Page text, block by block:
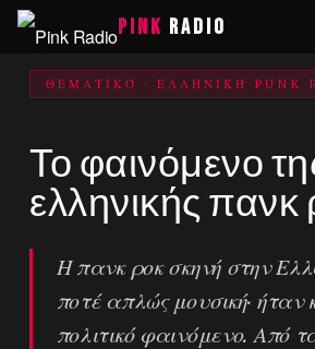
PINK RADIO
ΘΕΜΑΤΙΚΌ · ΕΛΛΗΝΙΚΉ PUNK
Το φαινόμενο
ελληνικής πανκ
Η πανκ ροκ σκηνή στην
ποτέ απλώς μουσική· ήταν
πολιτικό φαινόμενο. Από